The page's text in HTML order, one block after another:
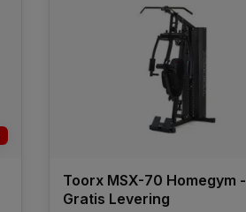
Toorx MSX-70 Homegym -
Gratis Levering